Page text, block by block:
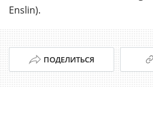
Enslin).
ПОДЕЛИТЬСЯ